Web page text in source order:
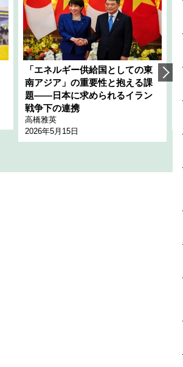
「エネルギー供給国としての東
南アジア」の重要性と抱える課
題――日本に求められるイラン
戦争下の連携
高橋雅英
2026年5月15日